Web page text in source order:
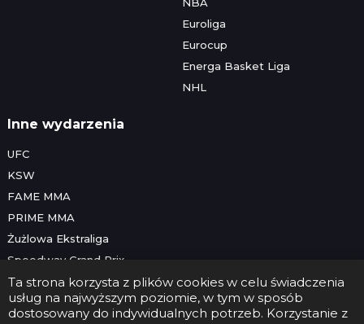
Ta strona korzysta z plików cookies w celu świadczenia
usług na najwyższym poziomie, w tym w sposób
dostosowany do indywidualnych potrzeb. Korzystanie z
Euroliga
Eurocup
Energa Basket Liga
NHL
Inne wydarzenia
UFC
KSW
FAME MMA
PRIME MMA
Żużlowa Ekstraliga
Speedway Grand Prix
Skoki narciarskie